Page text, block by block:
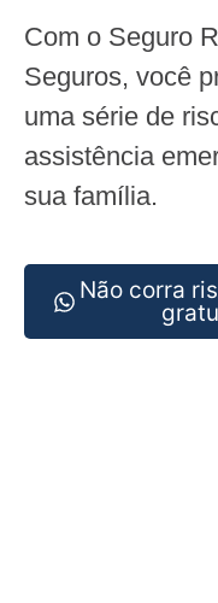
Com o Seguro
Seguros, você
uma série de
assistência
sua família.
Não corra